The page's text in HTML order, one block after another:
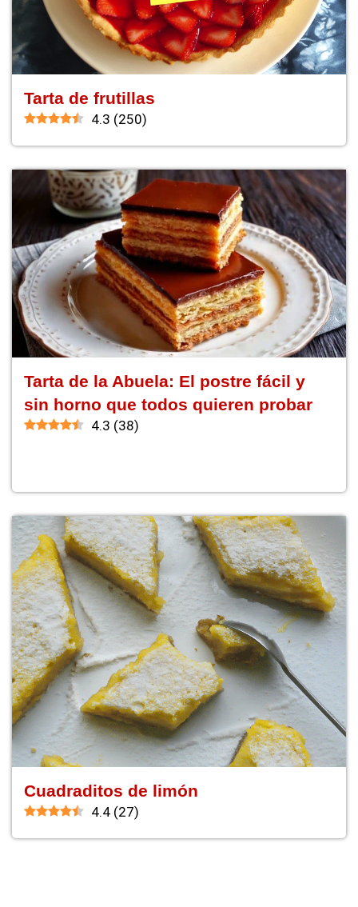
Tarta de frutillas
4.3 (250)
Tarta de la Abuela: El postre fácil y
sin horno que todos quieren probar
4.3 (38)
Cuadraditos de limón
4.4 (27)